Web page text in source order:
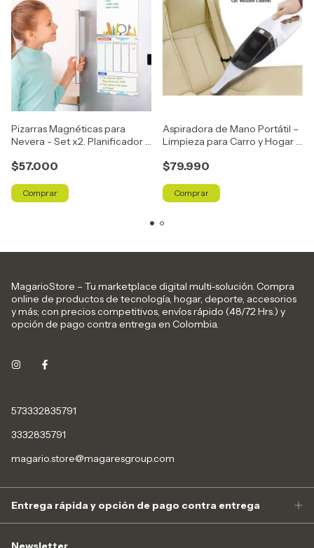
Pizarras Magnéticas para
Nevera - Set x2. Planificador y
$57.000
Aspiradora de Mano Portátil –
Limpieza para Carro y Hogar -
$79.990
MagarioStore – Tu marketplace digital multi-solución. Compra
online de productos de tecnología, hogar, deporte, accesorios
y más; con precios competitivos, envíos rápido (48/72 Hrs.) y
opción de pago contra entrega en Colombia.
573332835791
3332835791
magario.store@magaresgroup.com
Entrega rápida y opción de pago contra entrega